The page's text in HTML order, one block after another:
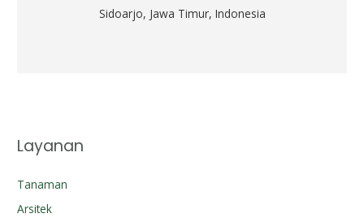
Sidoarjo, Jawa Timur, Indonesia
Layanan
Tanaman
Arsitek